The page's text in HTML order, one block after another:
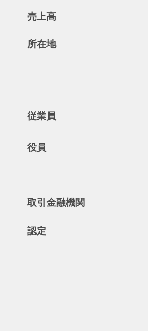
売上高
所在地
従業員
役員
取引金融機関
認定